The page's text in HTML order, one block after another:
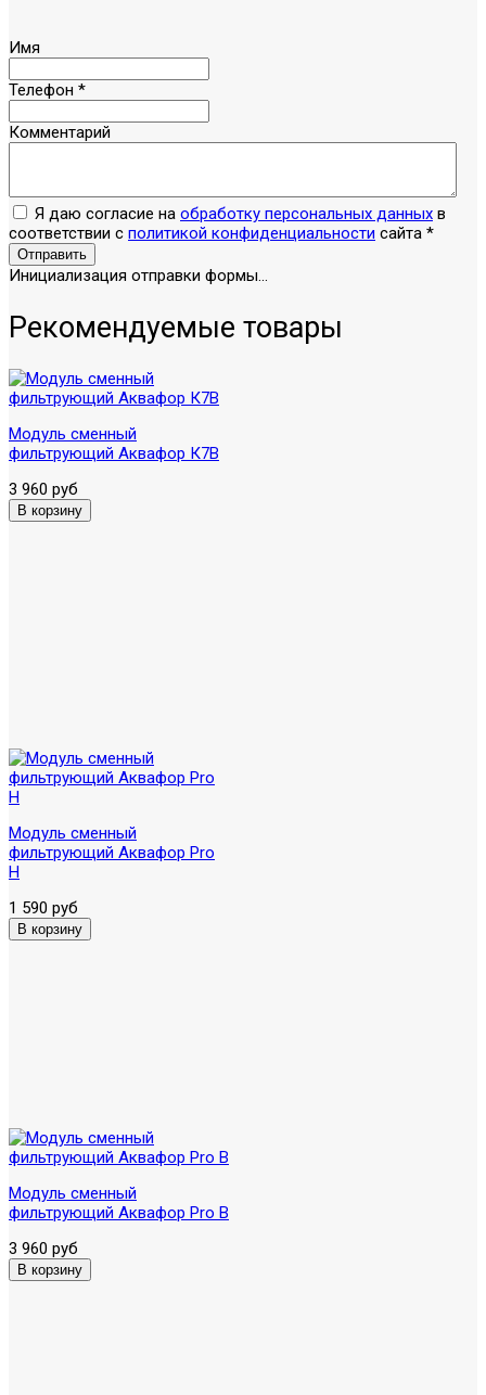
Имя
Телефон *
Комментарий
Я даю согласие на обработку персональных данных в
соответствии с политикой конфиденциальности сайта *
Отправить
Инициализация отправки формы...
Рекомендуемые товары
Модуль сменный
фильтрующий Аквафор К7В
3 960 руб
Модуль сменный
фильтрующий Аквафор Pro
H
1 590 руб
Модуль сменный
фильтрующий Аквафор Pro B
3 960 руб